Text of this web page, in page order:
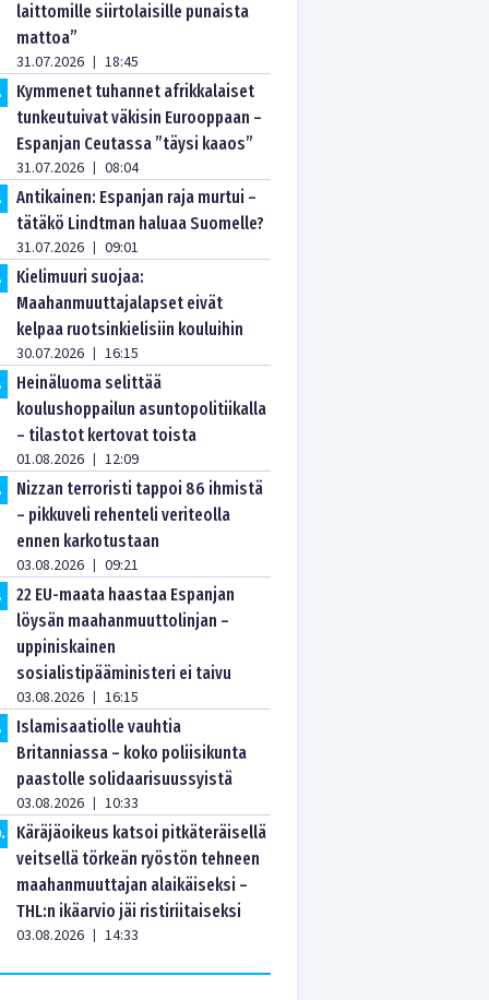
laittomille siirtolaisille punaista
mattoa”
31.07.2026 | 18:45
.
Kymmenet tuhannet afrikkalaiset
tunkeutuivat väkisin Eurooppaan –
Espanjan Ceutassa ”täysi kaaos”
31.07.2026 | 08:04
Antikainen: Espanjan raja murtui –
tätäkö Lindtman haluaa Suomelle?
31.07.2026 | 09:01
Kielimuuri suojaa:
Maahanmuuttajalapset eivät
kelpaa ruotsinkielisiin kouluihin
30.07.2026 | 16:15
Heinäluoma selittää
koulushoppailun asuntopolitiikalla
– tilastot kertovat toista
01.08.2026 | 12:09
Nizzan terroristi tappoi 86 ihmistä
– pikkuveli rehenteli veriteolla
ennen karkotustaan
03.08.2026 | 09:21
22 EU-maata haastaa Espanjan
löysän maahanmuuttolinjan –
uppiniskainen
sosialistipääministeri ei taivu
03.08.2026 | 16:15
Islamisaatiolle vauhtia
Britanniassa – koko poliisikunta
paastolle solidaarisuussyistä
03.08.2026 | 10:33
.
Käräjäoikeus katsoi pitkäteräisellä
veitsellä törkeän ryöstön tehneen
maahanmuuttajan alaikäiseksi –
THL:n ikäarvio jäi ristiriitaiseksi
03.08.2026 | 14:33